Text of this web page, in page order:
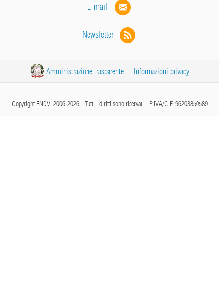
E-mail
Newsletter
Amministrazione trasparente - Informazioni privacy
Copyright FNOVI 2006-2026 - Tutti i diritti sono riservati - P.IVA/C.F. 96203850589